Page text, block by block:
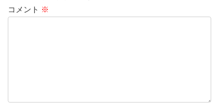
コメント ※